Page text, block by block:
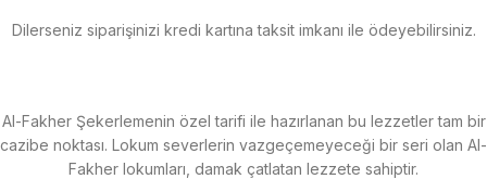
Dilerseniz siparişinizi kredi kartına taksit imkanı ile ödeyebilirsiniz.
Al-Fakher Şekerlemenin özel tarifi ile hazırlanan bu lezzetler tam bir
cazibe noktası. Lokum severlerin vazgeçemeyeceği bir seri olan Al-
Fakher lokumları, damak çatlatan lezzete sahiptir.